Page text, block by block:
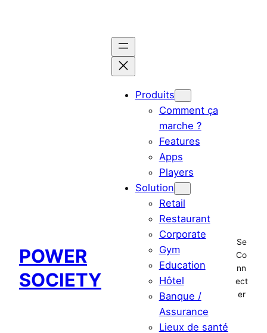
POWER
SOCIETY
Produits
Comment ça
marche ?
Features
Apps
Players
Solution
Retail
Restaurant
Corporate
Gym
Education
Hôtel
Banque /
Assurance
Lieux de santé
Se
Co
nn
ect
er